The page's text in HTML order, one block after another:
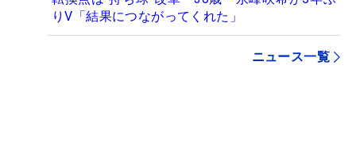
りV「結果につながってくれた」
ニュース一覧